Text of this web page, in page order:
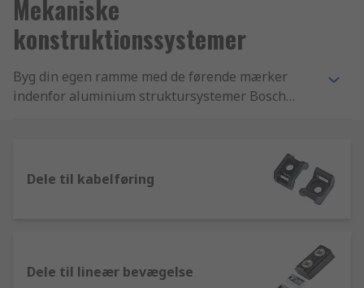
Mekaniske
konstruktionssystemer
Byg din egen ramme med de førende mærker
indenfor aluminium struktursystemer Bosch
konstruktionssystemer, løfteborde, rammer og
skabeloner samt fødder til printere og scannere.
Dele til kabelføring
Dele til lineær bevægelse